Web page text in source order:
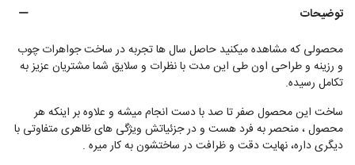
توضیحات
محصولی که مشاهده میکنید حاصل سال ها تجربه در ساخت جواهرات چوب
و رزینه و طراحی اون طی این مدت با نظرات و سلایق شما مشتریان عزیز به
تکامل رسیده.
ساخت این محصول صفر تا صد با دست انجام میشه و علاوه بر اینکه هر
محصول ، منحصر به فرد هست و در جزئیاتش ویژگی های ظاهری متفاوتی با
دیگری داره، نهایت دقت و ظرافت در ساختشون به کار میره .